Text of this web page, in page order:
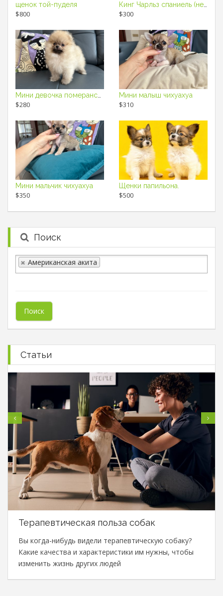
щенок той-пуделя
$800 $300
$280
Мини малыш чихуахуа
$310
Мини мальчик чихуахуа
$350
Щенки папильона.
$500
Поиск
Американская акита
Статьи
Терапевтическая польза собак
Вы когда-нибудь видели терапевтическую собаку?
Какие качества и характеристики им нужны, чтобы
изменить жизнь других людей